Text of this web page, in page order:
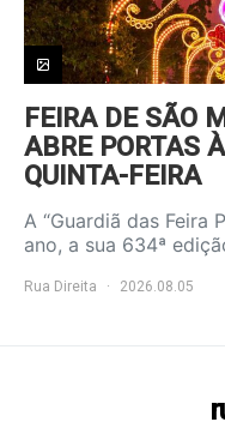
FEIRA DE SÃO
ABRE PORTAS
QUINTA-FEIRA
A “Guardiã das Feira
ano, a sua 634ª
Rua Direita 2026.08.05